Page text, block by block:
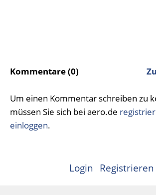
Kommentare (0)
Um einen Kommentar schreiben zu
müssen Sie sich bei aero.de
einloggen.
Login Registrieren